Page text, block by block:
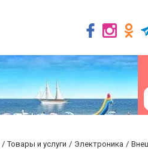
Товары и услуги Электроника